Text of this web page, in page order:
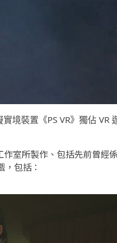
境裝置《PS VR》獨佔 VR
作室所製作、包括先前曾經
，包括：